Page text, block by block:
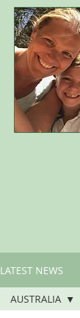
LATEST NEWS
AUSTRALIA